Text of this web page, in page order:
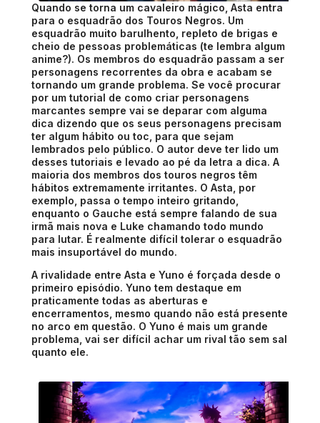
Quando se torna um cavaleiro mágico, Asta entra
para o esquadrão dos Touros Negros. Um
esquadrão muito barulhento, repleto de brigas e
cheio de pessoas problemáticas (te lembra algum
anime?). Os membros do esquadrão passam a ser
personagens recorrentes da obra e acabam se
tornando um grande problema. Se você procurar
por um tutorial de como criar personagens
marcantes sempre vai se deparar com alguma
dica dizendo que os seus personagens precisam
ter algum hábito ou toc, para que sejam
lembrados pelo público. O autor deve ter lido um
desses tutoriais e levado ao pé da letra a dica. A
maioria dos membros dos touros negros têm
hábitos extremamente irritantes. O Asta, por
exemplo, passa o tempo inteiro gritando,
enquanto o Gauche está sempre falando de sua
irmã mais nova e Luke chamando todo mundo
para lutar. É realmente difícil tolerar o esquadrão
mais insuportável do mundo.
A rivalidade entre Asta e Yuno é forçada desde o
primeiro episódio. Yuno tem destaque em
praticamente todas as aberturas e
encerramentos, mesmo quando não está presente
no arco em questão. O Yuno é mais um grande
problema, vai ser difícil achar um rival tão sem sal
quanto ele.